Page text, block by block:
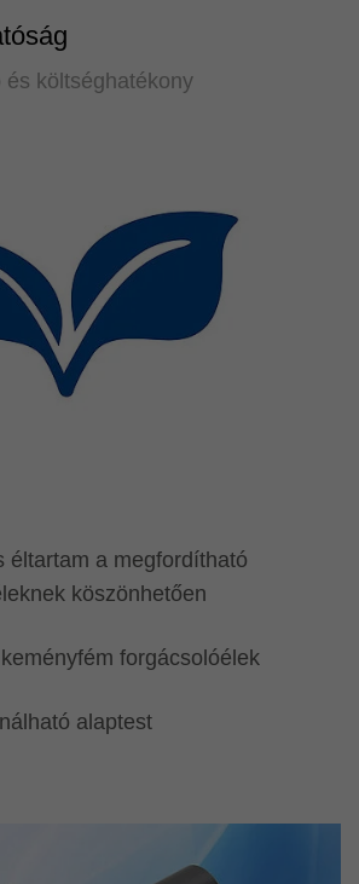
és költséghatékony
éltartam a megfordítható
köszönhetően
forgácsolóélek
alaptest